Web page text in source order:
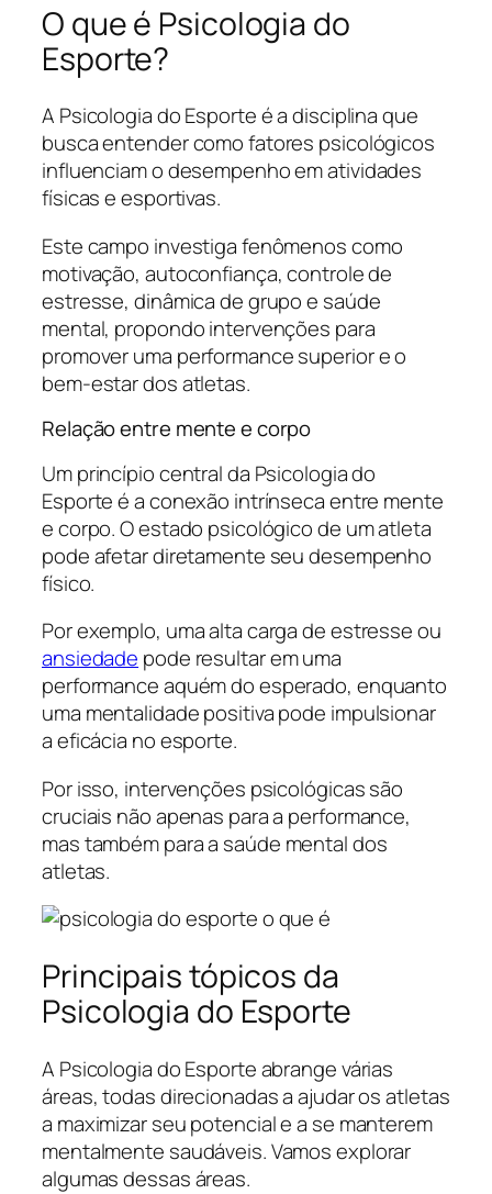
O que é Psicologia do
Esporte?
A Psicologia do Esporte é a disciplina que
busca entender como fatores psicológicos
influenciam o desempenho em atividades
físicas e esportivas.
Este campo investiga fenômenos como
motivação, autoconfiança, controle de
estresse, dinâmica de grupo e saúde
mental, propondo intervenções para
promover uma performance superior e o
bem-estar dos atletas.
Relação entre mente e corpo
Um princípio central da Psicologia do
Esporte é a conexão intrínseca entre mente
e corpo. O estado psicológico de um atleta
pode afetar diretamente seu desempenho
físico.
Por exemplo, uma alta carga de estresse ou
ansiedade pode resultar em uma
performance aquém do esperado, enquanto
uma mentalidade positiva pode impulsionar
a eficácia no esporte.
Por isso, intervenções psicológicas são
cruciais não apenas para a performance,
mas também para a saúde mental dos
atletas.
Principais tópicos da
Psicologia do Esporte
A Psicologia do Esporte abrange várias
áreas, todas direcionadas a ajudar os atletas
a maximizar seu potencial e a se manterem
mentalmente saudáveis. Vamos explorar
algumas dessas áreas.